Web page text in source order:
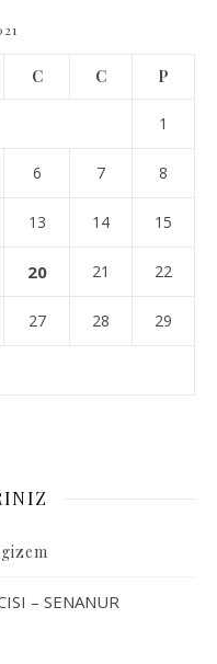
C C P
1
6 7 8
13 14 15
20 21 22
27 28 29
– SENANUR